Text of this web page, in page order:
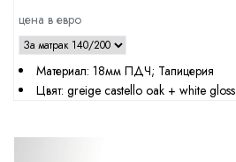
цена в евро
Материал: 18мм ПДЧ; Тапицерия
Цвят: greige castello oak + white gloss